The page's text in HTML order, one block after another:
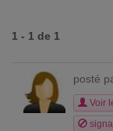
1 - 1 de 1
posté
Voir